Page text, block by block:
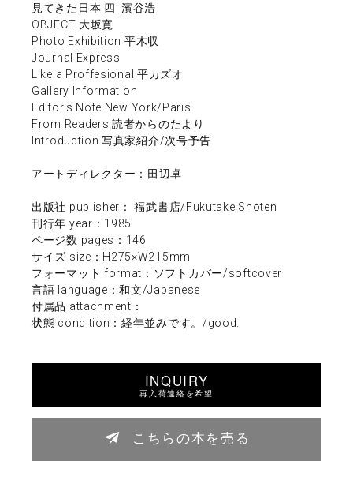
見てきた日本[四] 濱谷浩
OBJECT 大坂寛
Photo Exhibition 平木収
Journal Express
Like a Proffesional 平カズオ
Gallery Information
Editor's Note New York/Paris
From Readers 読者からのたより
Introduction 写真家紹介/次号予告
アートディレクター：田辺卓
出版社 publisher： 福武書店/Fukutake Shoten
刊行年 year：1985
ページ数 pages：146
サイズ size：H275×W215mm
フォーマット format：ソフトカバー/softcover
言語 language：和文/Japanese
付属品 attachment：
状態 condition：経年並みです。/good.
INQUIRY
再入荷連絡を希望
こちらの本を売る